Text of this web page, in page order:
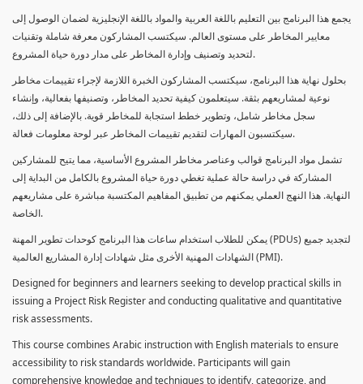
يجمع هذا البرنامج بين التعليم باللغة العربية والمواد باللغة الإنجليزية لضمان الوصول إلى
معايير المخاطر على مستوى العالم. سيكتسب المشاركون معرفة شاملة وتقنيات
لتحديد وتصنيف وإدارة المخاطر على مدار دورة حياة المشروع.
بحلول نهاية هذا البرنامج، سيكتسب المشاركون الخبرة اللازمة لإجراء تقييمات مخاطر
نوعية لمشاريعهم بثقة. سيتعلمون كيفية تحديد المخاطر، وتصنيفها بفعالية، وإنشاء
سجل مخاطر شامل، وتطوير خطط استجابة للمخاطر قوية. بالإضافة إلى ذلك،
سيكتسبون المهارات لتقديم تقييمات المخاطر عبر لوحة معلومات فعالة.
تشمل مواد البرنامج قوالب وعناصر مخاطر المشروع الأساسية، مما يتيح للمشاركين
المشاركة في دراسة حالة عملية تغطي دورة حياة المشروع بالكامل من البداية إلى
النهاية. هذا النهج العملي يمكنهم من تطبيق المفاهيم المكتسبة مباشرة على مشاريعهم
الخاصة.
يمكن للطلاب استخدام ساعات هذا البرنامج كوحدات تطوير المهنة (PDUs) لتجديد جميع
الشهادات المهنية الأخرى مثل شهادات إدارة المشاريع العالمية (PMI).
Designed for beginners and learners seeking to develop practical skills in
issuing a Project Risk Register and conducting qualitative and quantitative
risk assessments.
This course combines Arabic instruction with English materials to ensure
accessibility to risk standards worldwide. Participants will gain
comprehensive knowledge and techniques to identify, categorize, and